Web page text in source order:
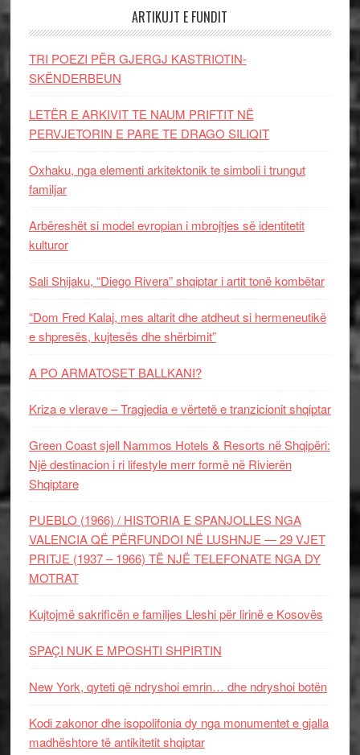
ARTIKUJT E FUNDIT
TRI POEZI PËR GJERGJ KASTRIOTIN-
SKËNDERBEUN
LETËR E ARKIVIT TE NAUM PRIFTIT NË
PERVJETORIN E PARE TE DRAGO SILIQIT
Oxhaku, nga elementi arkitektonik te simboli i trungut
familjar
Arbëreshët si model evropian i mbrojtjes së identitetit
kulturor
Sali Shijaku, “Diego Rivera” shqiptar i artit tonë kombëtar
“Dom Fred Kalaj, mes altarit dhe atdheut si hermeneutikë
e shpresës, kujtesës dhe shërbimit”
A PO ARMATOSET BALLKANI?
Kriza e vlerave – Tragjedia e vërtetë e tranzicionit shqiptar
Green Coast sjell Nammos Hotels & Resorts në Shqipëri:
Një destinacion i ri lifestyle merr formë në Rivierën
Shqiptare
PUEBLO (1966) / HISTORIA E SPANJOLLES NGA
VALENCIA QË PËRFUNDOI NË LUSHNJE — 29 VJET
PRITJE (1937 – 1966) TË NJË TELEFONATE NGA DY
MOTRAT
Kujtojmë sakrificën e familjes Lleshi për lirinë e Kosovës
SPAÇI NUK E MPOSHTI SHPIRTIN
New York, qyteti që ndryshoi emrin… dhe ndryshoi botën
Kodi zakonor dhe isopolifonia dy nga monumentet e gjalla
madhështore të antikitetit shqiptar